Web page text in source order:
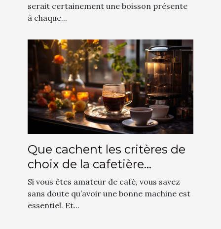
serait certainement une boisson présente
à chaque...
Que cachent les critères de
choix de la cafetière
italienne électrique ?
Si vous êtes amateur de café, vous savez
sans doute qu’avoir une bonne machine est
essentiel. Et...